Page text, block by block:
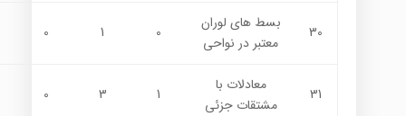
30
بسط هاي لوران
معتبر در نواحي
0
1
0
31
معادلات با
مشتقات جزئی
1
3
0